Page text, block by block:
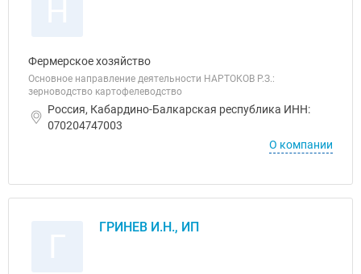
Фермерское хозяйство
Основное направление деятельности НАРТОКОВ Р.З.:
зерноводство картофелеводство
Россия, Кабардино-Балкарская республика ИНН:
070204747003
О компании
ГРИНЕВ И.Н., ИП